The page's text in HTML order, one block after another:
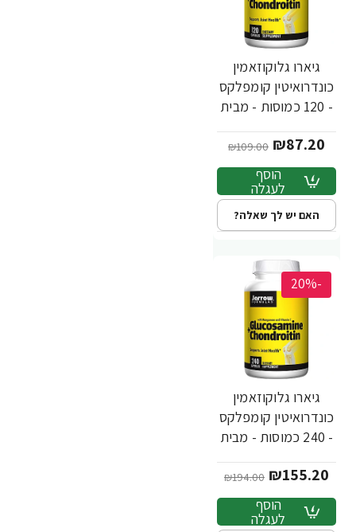
גיארו גלוקוזאמין
כונדרואיטין קומפלקס
- 120 כמוסות - מבית
₪87.20
₪109.00
הוסף
לעגלה
האם יש לך שאלה?
-20%
גיארו גלוקוזאמין
כונדרואיטין קומפלקס
- 240 כמוסות - מבית
₪155.20
₪194.00
הוסף
לעגלה